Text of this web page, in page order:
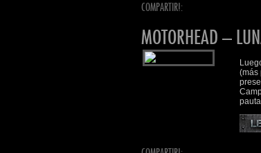
COMPARTIR!:
MOTORHEAD –
(más